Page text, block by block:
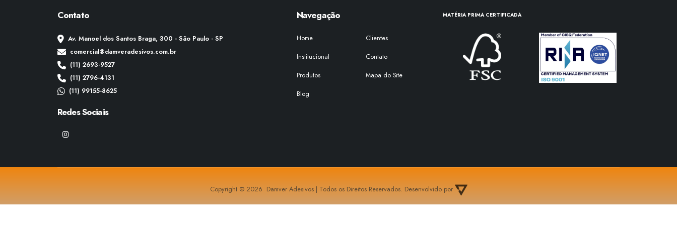
Contato
Av. Manoel dos Santos Braga, 300 - São Paulo - SP
comercial@damveradesivos.com.br
(11) 2693-9527
(11) 2796-4131
(11) 99155-8625
Redes Sociais
Navegação
Home
Institucional
Produtos
Blog
Clientes
Contato
Mapa do Site
MATÉRIA PRIMA CERTIFICADA
Copyright © 2026 Damver Adesivos | Todos os Direitos Reservados. Desenvolvido por